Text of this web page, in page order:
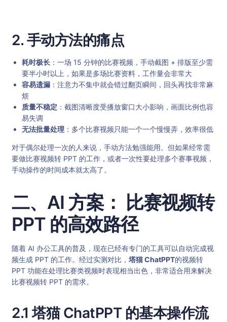
2. 手动方法的痛点
耗时极长 ：一场 15 分钟的比赛视频，手动截图 + 排版至少需
要半小时以上，如果是多场比赛资料，工作量会非常大
容易遗漏 ：注意力不集中就会错过翻页瞬间，回头再找非常麻
烦
质量不稳定 ：截图清晰度受播放窗口大小影响，画面比例也容
易失调
无法批量处理 ：多个比赛视频只能一个一个慢慢弄，效率很低
对于偶尔处理一次的人来说，手动方法勉强能用。但如果经常需
要做比赛视频转 PPT 的工作，或者一次性要处理多个赛事视频，
手动操作的时间成本就太高了。
二、AI 方案： 比赛视频转
PPT 的高效路径
随着 AI 办公工具的普及，现在已经有专门的工具可以自动完成视
频生成 PPT 的工作。经过实测对比， 塔猫 ChatPPT的视频转
PPT 功能在处理比赛类视频时表现相当出色，非常适合用来解决
比赛视频转 PPT 的需求。
2.1 塔猫 ChatPPT 的基本操作流